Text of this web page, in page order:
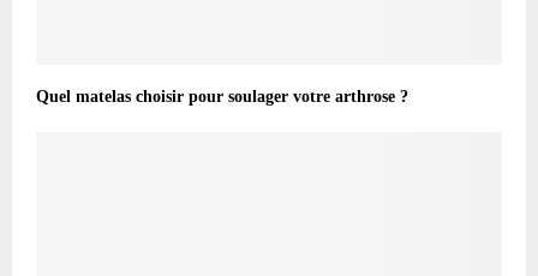
Quel matelas choisir pour soulager votre arthrose ?